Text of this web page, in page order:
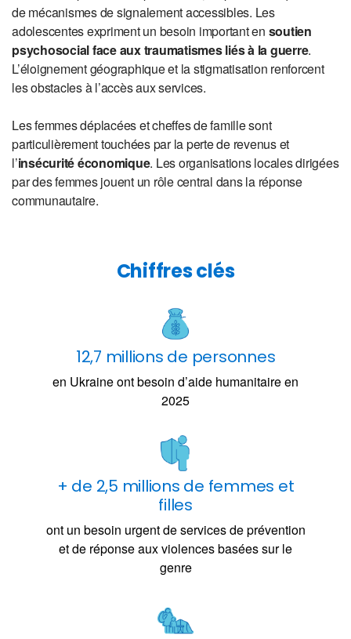
de mécanismes de signalement accessibles. Les
adolescentes expriment un besoin important en soutien
psychosocial face aux traumatismes liés à la guerre.
L’éloignement géographique et la stigmatisation renforcent
les obstacles à l’accès aux services.
Les femmes déplacées et cheffes de famille sont
particulièrement touchées par la perte de revenus et
l’insécurité économique. Les organisations locales dirigées
par des femmes jouent un rôle central dans la réponse
communautaire.
Chiffres clés
12,7 millions de personnes
en Ukraine ont besoin d’aide humanitaire en
2025
+ de 2,5 millions de femmes et
filles
ont un besoin urgent de services de prévention
et de réponse aux violences basées sur le
genre